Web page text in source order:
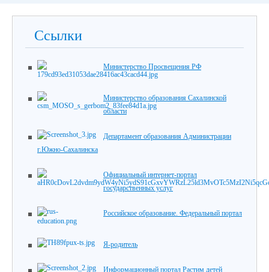
Ссылки
Министерство Просвещения РФ
Министерство образования Сахалинской
области
Департамент образования Администрации
г.Южно-Сахалинска
Официальный интернет-портал
государственных услуг
Российское образование. Федеральный портал
Я-родитель
Информационный портал Растим детей